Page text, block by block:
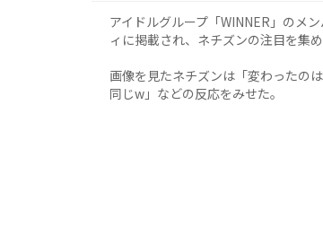
アイドルグループ「WINNER」のメ
ィに掲載され、ネチズンの注目を集め
画像を見たネチズンは「変わったの
同じw」などの反応をみせた。